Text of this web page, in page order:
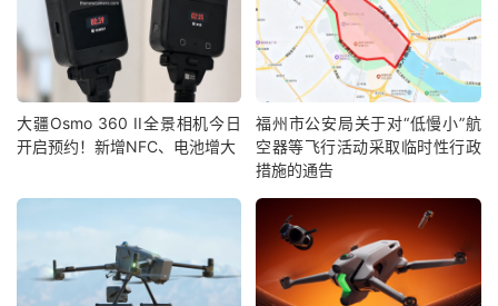
大疆Osmo 360 II全景相机今日
开启预约！新增NFC、电池增大
福州市公安局关于对“低慢小”航
空器等飞行活动采取临时性行政
措施的通告